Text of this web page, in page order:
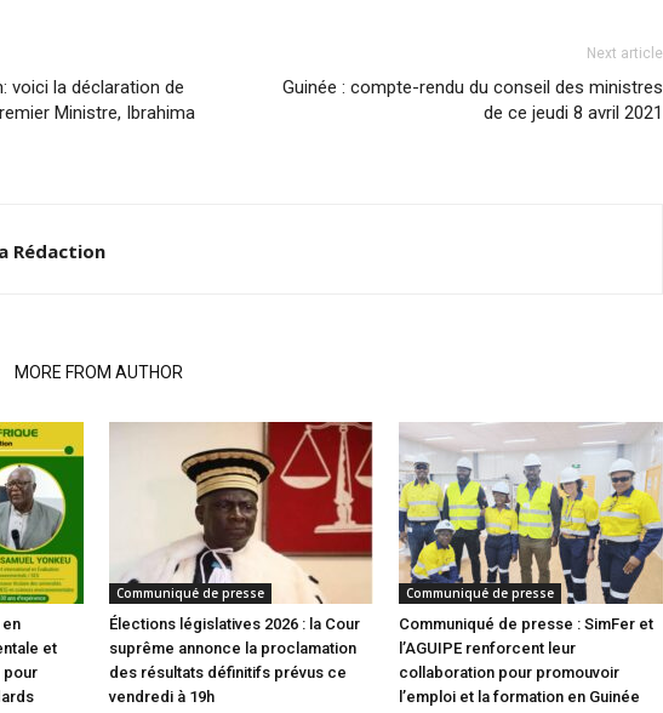
voici la déclaration de
Ministre, Ibrahima
Next article
Guinée : compte-rendu du conseil des ministres
de ce jeudi 8 avril 2021
Rédaction
MORE FROM AUTHOR
en
et
pour
Communiqué de presse
Élections législatives 2026 : la Cour
suprême annonce la proclamation
des résultats définitifs prévus ce
vendredi à 19h
Communiqué de presse
Communiqué de presse : SimFer et
l’AGUIPE renforcent leur
collaboration pour promouvoir
l’emploi et la formation en Guinée